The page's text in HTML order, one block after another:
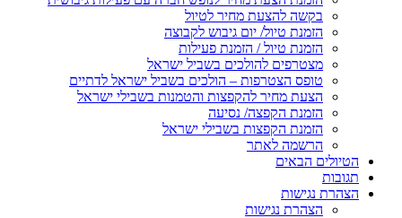
בקשה להצעת מחיר לטיול
הזמנת טיול/ יום גיבוש לקבוצה
הזמנת טיול / הזמנת פעילות
מצטרפים להולכים בשביל ישראל
טופס הצטרפות – הולכים בשביל ישראל לדתיים
הצעת מחיר להקפצות והטמנות בשבילי ישראל
הזמנת הקפצה/ נסיעה
הזמנת הקפצות בשבילי ישראל
הרשמה לאתר
הטיולים הבאים
תגובות
הצהרת נגישות
הצהרת נגישות